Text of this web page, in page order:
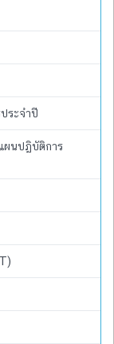
ระจำปี
ผนปฏิบัติการ